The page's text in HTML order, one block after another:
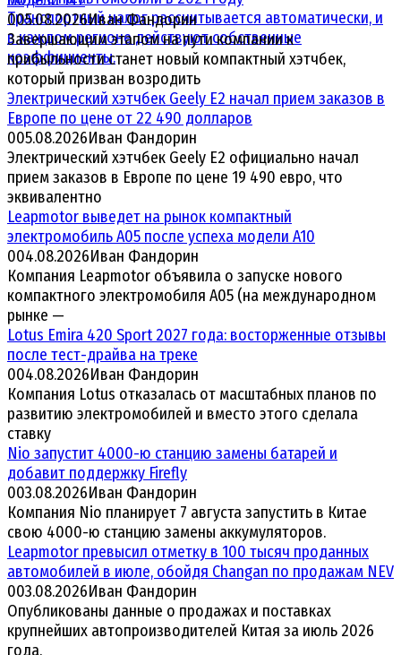
Транспортный налог рассчитывается автоматически, и
в каждом регионе действуют собственные
коэффициенты.
005.08.2026Иван Фандорин
Завершающим этапом на пути компании к
прибыльности станет новый компактный хэтчбек,
который призван возродить
Электрический хэтчбек Geely E2 начал прием заказов в
Европе по цене от 22 490 долларов
005.08.2026Иван Фандорин
Электрический хэтчбек Geely E2 официально начал
прием заказов в Европе по цене 19 490 евро, что
эквивалентно
Leapmotor выведет на рынок компактный
электромобиль A05 после успеха модели A10
004.08.2026Иван Фандорин
Компания Leapmotor объявила о запуске нового
компактного электромобиля A05 (на международном
рынке —
Lotus Emira 420 Sport 2027 года: восторженные отзывы
после тест-драйва на треке
004.08.2026Иван Фандорин
Компания Lotus отказалась от масштабных планов по
развитию электромобилей и вместо этого сделала
ставку
Nio запустит 4000-ю станцию замены батарей и
добавит поддержку Firefly
003.08.2026Иван Фандорин
Компания Nio планирует 7 августа запустить в Китае
свою 4000-ю станцию замены аккумуляторов.
Leapmotor превысил отметку в 100 тысяч проданных
автомобилей в июле, обойдя Changan по продажам NEV
003.08.2026Иван Фандорин
Опубликованы данные о продажах и поставках
крупнейших автопроизводителей Китая за июль 2026
года.